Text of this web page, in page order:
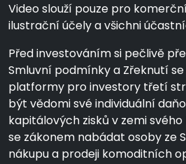
Video slouží pouze pro
ilustrační účely a všichni
Před investováním si pečlivě
Smluvní podmínky a Zřeknutí
platformy pro investory třetí
být vědomi své individuální
kapitálových zisků v zemi
se zákonem nabádat osoby ze
nákupu a prodeji komoditních